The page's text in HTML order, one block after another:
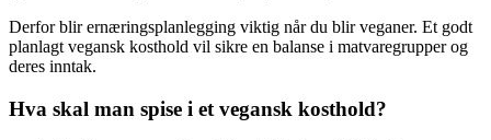
Derfor blir ernæringsplanlegging viktig når du blir veganer. Et godt
planlagt vegansk kosthold vil sikre en balanse i matvaregrupper og
deres inntak.
Hva skal man spise i et vegansk kosthold?